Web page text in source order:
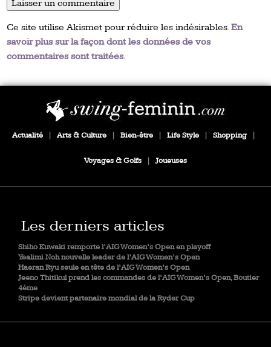
Ce site utilise Akismet pour réduire les indésirables.En
savoir plus sur la façon dont les données de vos
commentaires sont traitées.
Actualité Arts & Culture Bien-être Life Style Shopping
Voyages & Golfs Joueuses
Les derniers articles
Shiho Kuwaki remporte l’AIG Women’s Open en playoff
Yealimi Noh nouvelle leader de l’AIG Women’s Open
Haeran Ryu seule en tête de l’AIG Women’s Open
Jeeno Thitikul prend les commandes de l’AIG Women’s Open, Boutier
4ème
Stripe devient partenaire mondial de la Ryder Cup